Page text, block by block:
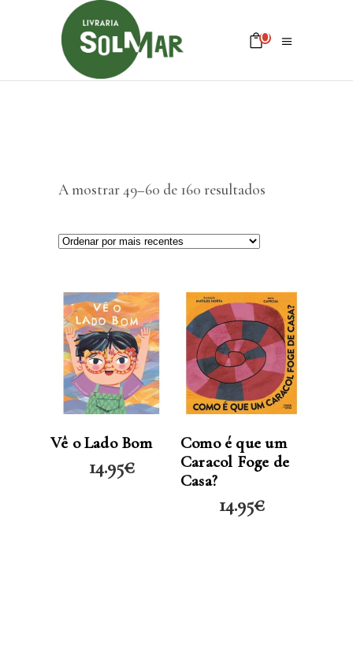
0
A mostrar 49–60 de 160 resultados
LER MAIS
Vê o Lado Bom
14.95€
LER MAIS
Como é que um
Caracol Foge de
Casa?
14.95€